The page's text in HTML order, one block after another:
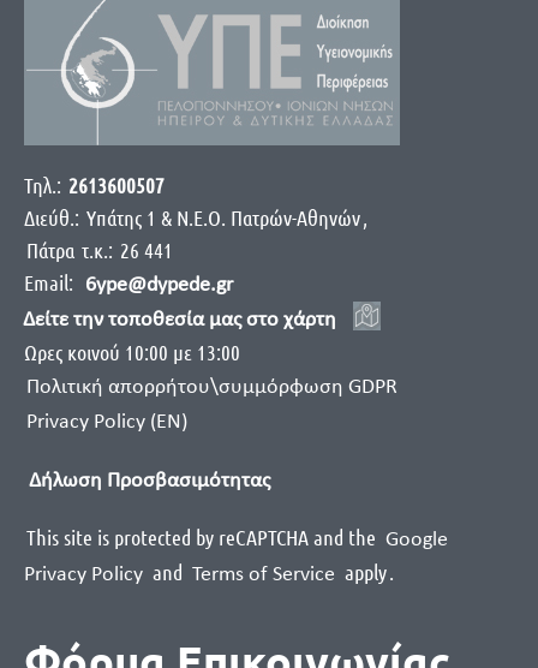
Τηλ.: 2613600507
Διεύθ.: Yπάτης 1 & Ν.Ε.Ο. Πατρών-Αθηνών,
Πάτρα τ.κ.: 26 441
Email:
6ype@dypede.gr
Δείτε την τοποθεσία μας στο χάρτη
Ωρες κοινού 10:00 με 13:00
Πολιτική απορρήτου\συμμόρφωση GDPR
Privacy Policy (EN)
Δήλωση Προσβασιμότητας
This site is protected by reCAPTCHA and the Google
Privacy Policy and Terms of Service apply.